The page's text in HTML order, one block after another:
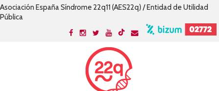
Asociación España Síndrome 22q11 (AES22q) / Entidad de Utilidad
Pública